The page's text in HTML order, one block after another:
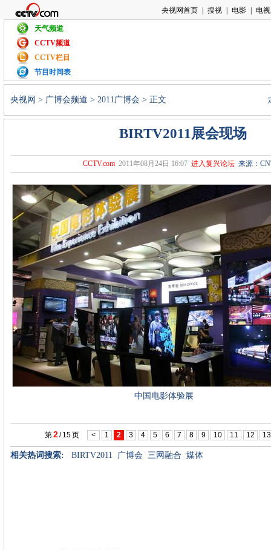
天气频道
CCTV频道
CCTV栏目
节目时间表
央视网 > 广博会频道 > 2011广博会 > 正文
BIRTV2011展会现场
CCTV.com 2011年08月24日 16:07 进入复兴论坛来源：
中国电影体验展
第2/ 15页 < 1 2 3 4 5 6 7 8 9 10 11 12 13
相关热词搜索: BIRTV2011 广博会 三网融合 媒体